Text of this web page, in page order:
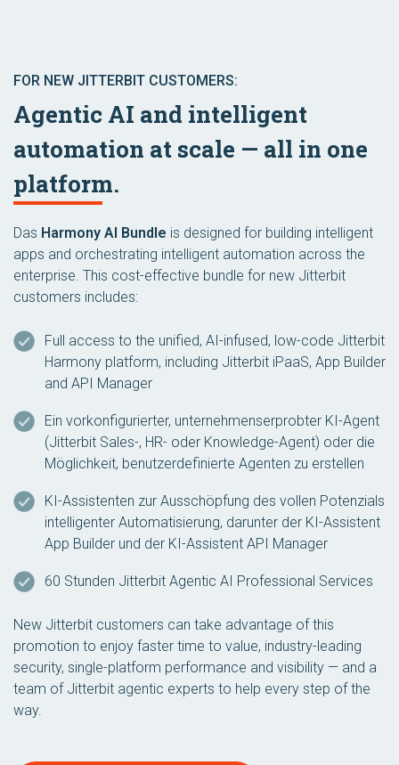
FOR NEW JITTERBIT CUSTOMERS:
Agentic AI and intelligent
automation at scale — all in one
platform.
Das Harmony AI Bundle is designed for building intelligent
apps and orchestrating intelligent automation across the
enterprise. This cost-effective bundle for new Jitterbit
customers includes:
Full access to the unified, AI-infused, low-code Jitterbit
Harmony platform, including Jitterbit iPaaS, App Builder
and API Manager
Ein vorkonfigurierter, unternehmenserprobter KI-Agent
(Jitterbit Sales-, HR- oder Knowledge-Agent) oder die
Möglichkeit, benutzerdefinierte Agenten zu erstellen
KI-Assistenten zur Ausschöpfung des vollen Potenzials
intelligenter Automatisierung, darunter der KI-Assistent
App Builder und der KI-Assistent API Manager
60 Stunden Jitterbit Agentic AI Professional Services
New Jitterbit customers can take advantage of this
promotion to enjoy faster time to value, industry-leading
security, single-platform performance and visibility — and a
team of Jitterbit agentic experts to help every step of the
way.